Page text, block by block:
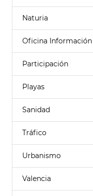
Naturia
Oficina
Participación
Playas
Sanidad
Tráfico
Urbanismo
Valencia